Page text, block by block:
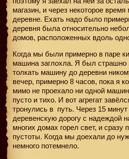
магазин, и через некоторое
деревне. Ехать надо было
деревня была относительно
домов, расположенных вдоль
Когда мы были примерно в паре
машина заглохла. Я был страшно
толкать машину до деревни
вечер, примерно 8 часов, пока я
мимо не проехало ни одной
пусто и тихо. И вот агрегат
тронулись в путь. Через 15
деревенскую дорогу с надеждой
многих домах горел свет, и
пустоты. Когда мы доехали до
немного потемнело.